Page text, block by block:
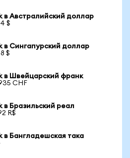
в Австралийский доллар
$
в Сингапурский доллар
$
в Швейцарский франк
CHF
в Бразильский реал
R$
в Бангладешская така